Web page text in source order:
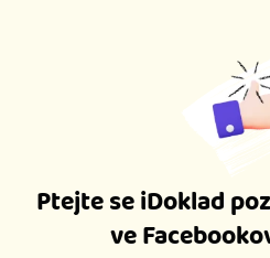
Ptejte se iDoklad
ve